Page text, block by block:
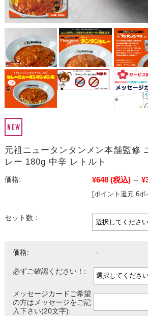
元祖ニュータンタンメン本舗監修
レー 180g 中辛 レトルト
価格: ¥648 (税込) ～
[ポイント還元 6ポ
セット数：
価格: －
必ずご確認ください！:
メッセージカードご希望
の方はメッセージをご記
入下さい(20文字):